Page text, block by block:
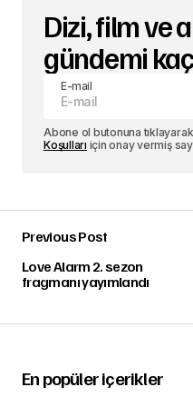
Dizi, film ve
gündemi
E-mail
Abone ol butonuna
Koşulları için onay vermiş
Previous Post
Love Alarm 2. sezon
fragmanı yayımlandı
En popüler içerikler